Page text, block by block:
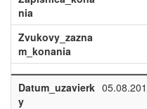
nia
Zvukovy_zazna
m_konania
Datum_uzavierk
y